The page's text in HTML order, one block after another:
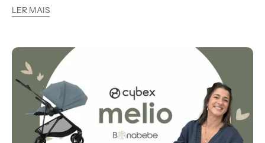
ultracompacta criada para pais que procuram utilizar o carrinho
desde o nascimento sem recorrer a uma alcofa tradicional.
LER MAIS